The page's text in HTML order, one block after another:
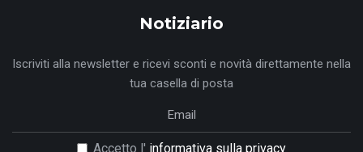
Notiziario
Iscriviti alla newsletter e ricevi sconti e novità direttamente nella
tua casella di posta
Accetto l' informativa sulla privacy